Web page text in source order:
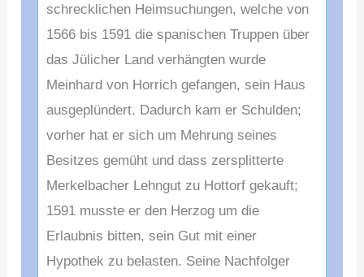
schrecklichen Heimsuchungen, welche von
1566 bis 1591 die spanischen Truppen über
das Jülicher Land verhängten wurde
Meinhard von Horrich gefangen, sein Haus
ausgeplündert. Dadurch kam er Schulden;
vorher hat er sich um Mehrung seines
Besitzes gemüht und dass zersplitterte
Merkelbacher Lehngut zu Hottorf gekauft;
1591 musste er den Herzog um die
Erlaubnis bitten, sein Gut mit einer
Hypothek zu belasten. Seine Nachfolger